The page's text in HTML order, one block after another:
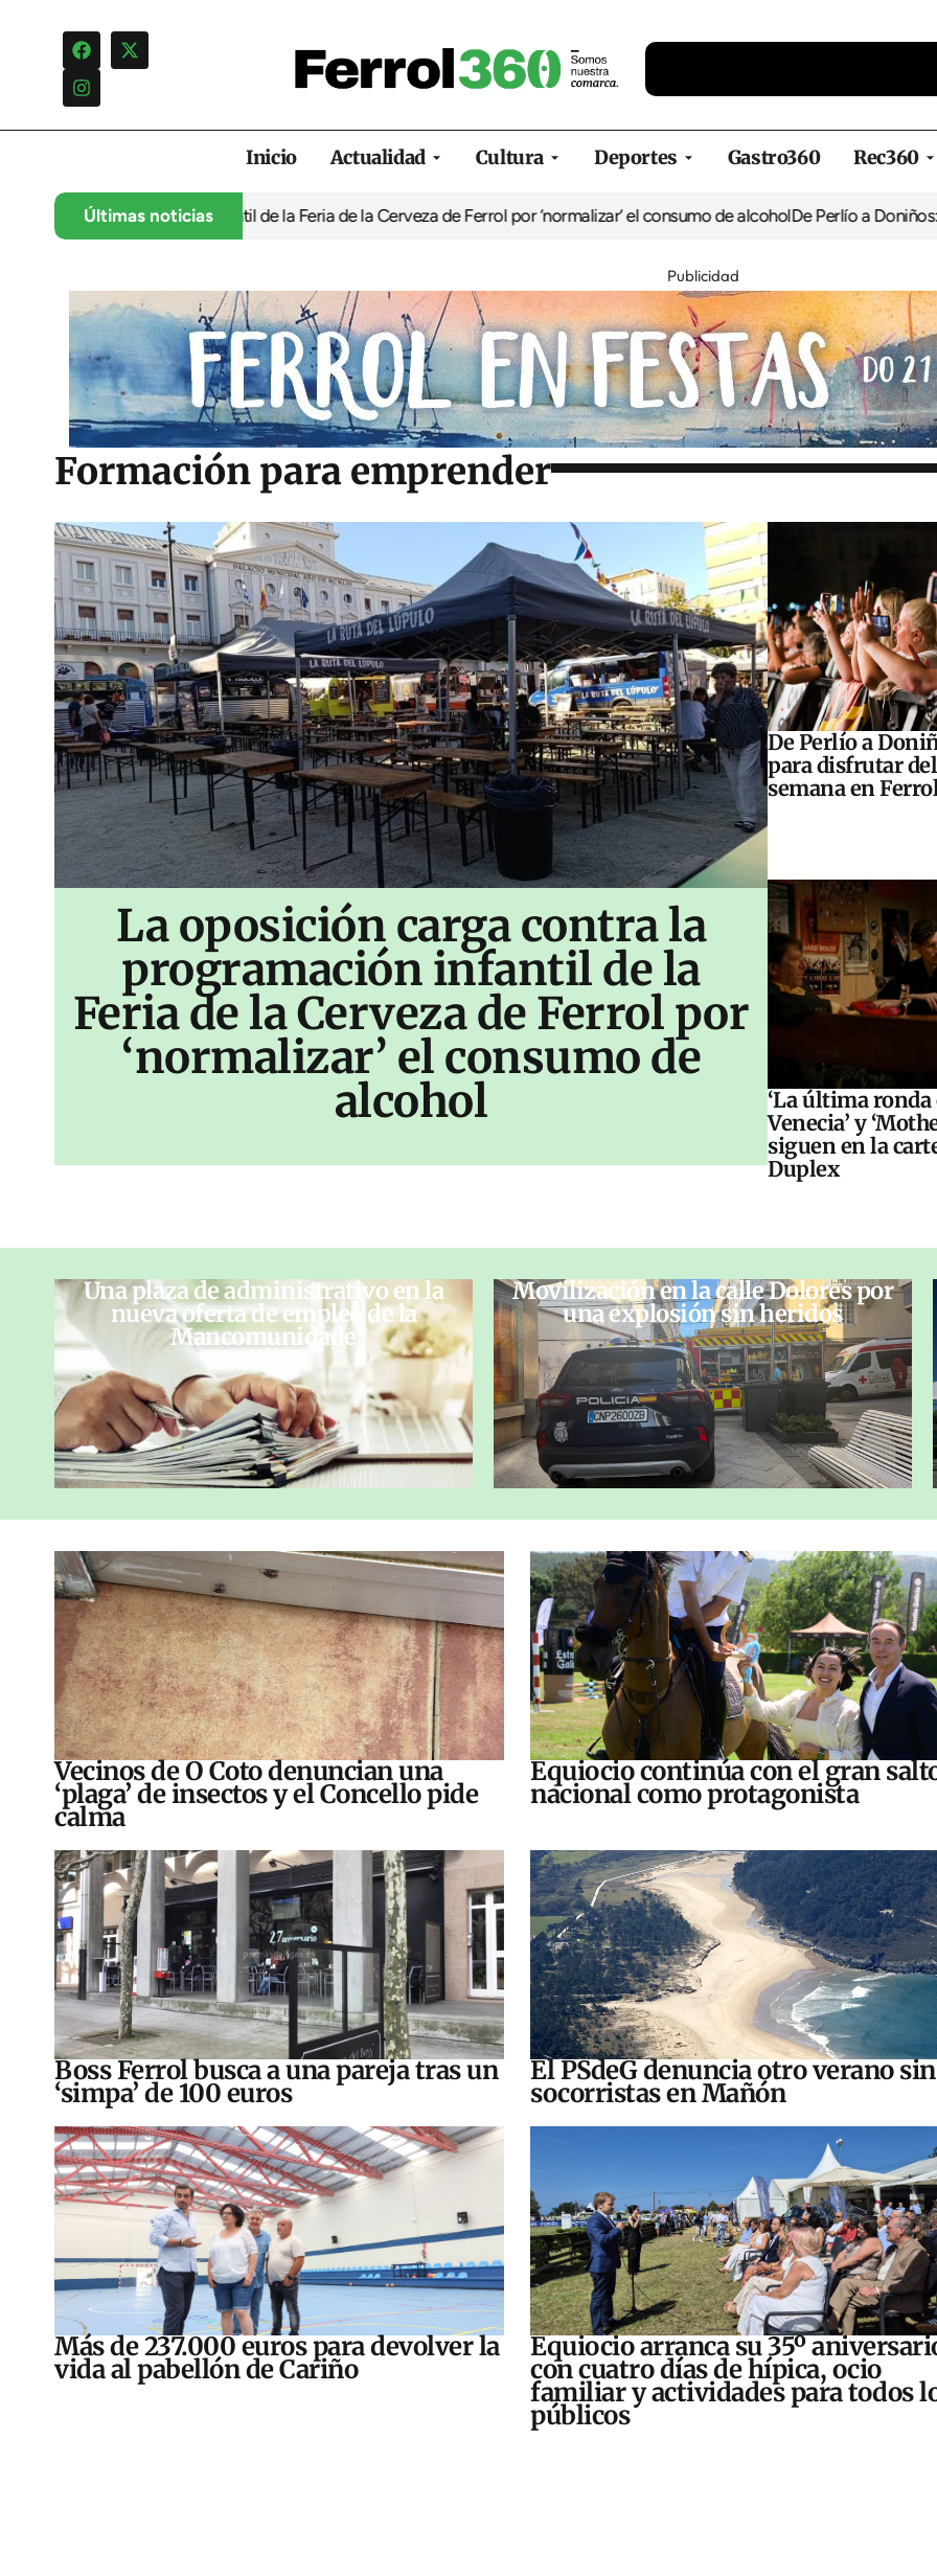
Inicio Actualidad Cultura Deportes Gastro360 Rec360
Últimas noticias
infantil de la Feria de la Cerveza de Ferrol por ‘normalizar’ el consumo de alcoholDe Perlío a Doniños: guía para
Publicidad
Formación para emprender
La oposición carga contra la
programación infantil de la
Feria de la Cerveza de Ferrol por
‘normalizar’ el consumo de
alcohol
De Perlío a
para disfrutar
semana en
‘La última ronda
Venecia’ y
siguen en la
Duplex
Una plaza de administrativo en la
nueva oferta de empleo de la
Mancomunidade
Movilización en la calle Dolores por
una explosión sin heridos
Vecinos de O Coto denuncian una
‘plaga’ de insectos y el Concello pide
calma
Equiocio continúa con el gran
nacional como protagonista
Boss Ferrol busca a una pareja tras un
‘simpa’ de 100 euros
El PSdeG denuncia otro verano sin
socorristas en Mañón
Más de 237.000 euros para devolver la
vida al pabellón de Cariño
Equiocio arranca su 35º
con cuatro días de hípica, ocio
familiar y actividades para todos
públicos